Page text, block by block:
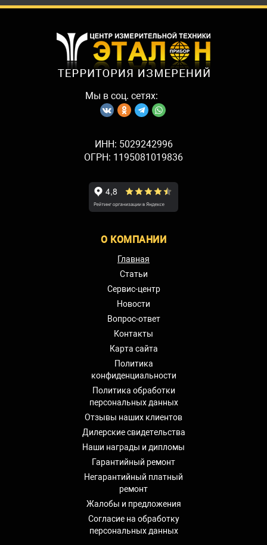
Мы в соц. сетях:
ИНН: 5029242996
ОГРН: 1195081019836
О КОМПАНИИ
Главная
Статьи
Сервис-центр
Новости
Вопрос-ответ
Контакты
Карта сайта
Политика
конфиденциальности
Политика обработки
персональных данных
Отзывы наших клиентов
Дилерские свидетельства
Наши награды и дипломы
Гарантийный ремонт
Негарантийный платный
ремонт
Жалобы и предложения
Согласие на обработку
персональных данных